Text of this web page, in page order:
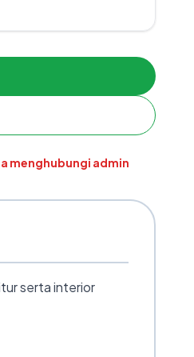
menghubungi admin
serta interior